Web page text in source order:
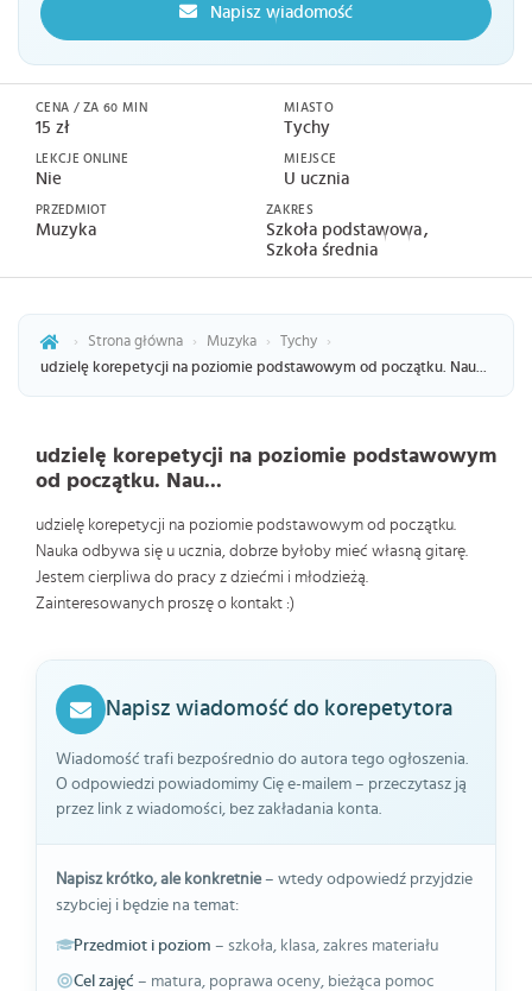
Napisz wiadomość
CENA / ZA 60 MIN
15 zł
LEKCJE ONLINE
Nie
MIASTO
Tychy
MIEJSCE
U ucznia
PRZEDMIOT
Muzyka
ZAKRES
Szkoła podstawowa
Szkoła średnia
› Strona główna › Muzyka › Tychy
›
udzielę korepetycji na poziomie podstawowym od początku. Nau...
udzielę korepetycji na poziomie podstawowym
od początku. Nau...
udzielę korepetycji na poziomie podstawowym od początku.
Nauka odbywa się u ucznia, dobrze byłoby mieć własną gitarę.
Jestem cierpliwa do pracy z dziećmi i młodzieżą.
Zainteresowanych proszę o kontakt :)
Napisz wiadomość do korepetytora
Wiadomość trafi bezpośrednio do autora tego ogłoszenia.
O odpowiedzi powiadomimy Cię e-mailem – przeczytasz ją
przez link z wiadomości, bez zakładania konta.
Napisz krótko, ale konkretnie– wtedy odpowiedź przyjdzie
szybciej i będzie na temat:
Przedmiot i poziom – szkoła, klasa, zakres materiału
Cel zajęć – matura, poprawa oceny, bieżąca pomoc